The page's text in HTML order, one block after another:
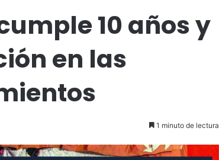
10 años y
en las
1 minuto de lectura